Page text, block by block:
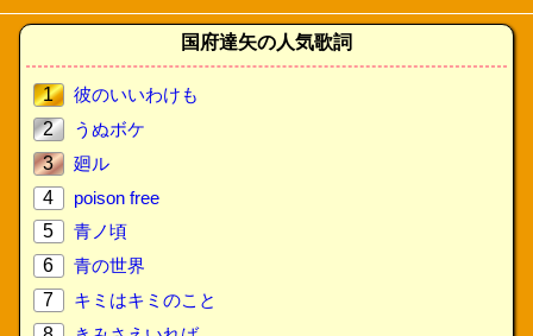
国府達矢の人気歌詞
1
彼のいいわけも
2
うぬボケ
3
廻ル
4
poison free
5
青ノ頃
6
青の世界
7
キミはキミのこと